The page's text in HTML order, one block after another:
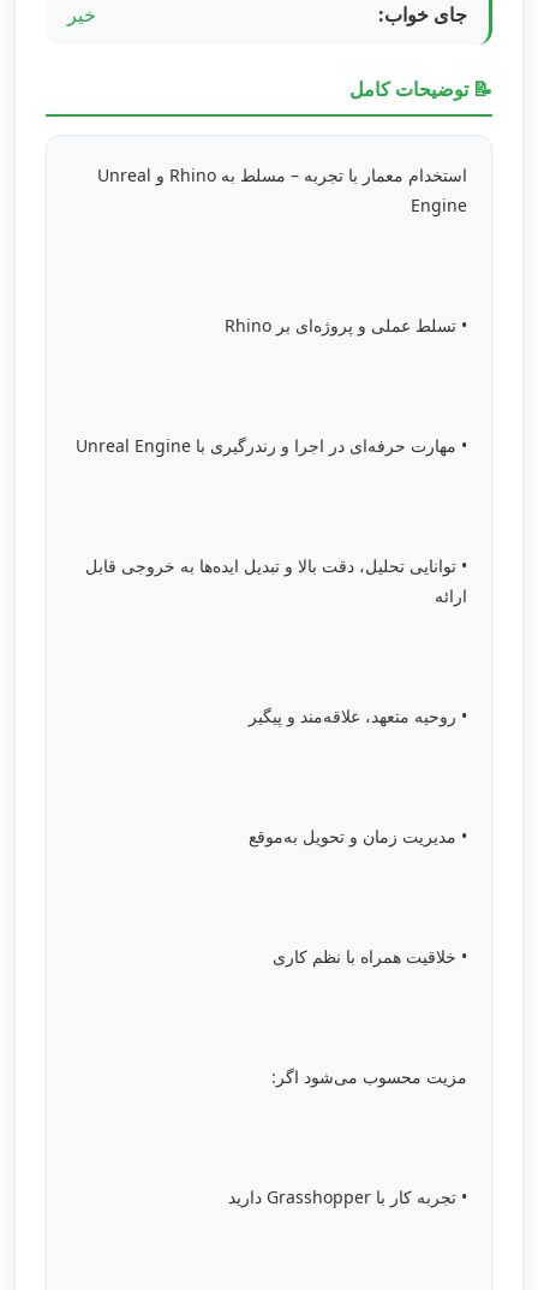
جای خواب: خیر
📝 توضیحات کامل
استخدام معمار با تجربه – مسلط به Rhino و Unreal
Engine
• تسلط عملی و پروژه‌ای بر Rhino
• مهارت حرفه‌ای در اجرا و رندرگیری با Unreal Engine
• توانایی تحلیل، دقت بالا و تبدیل ایده‌ها به خروجی قابل
ارائه
• روحیه متعهد، علاقه‌مند و پیگیر
• مدیریت زمان و تحویل به‌موقع
• خلاقیت همراه با نظم کاری
مزیت محسوب می‌شود اگر:
• تجربه کار با Grasshopper دارید